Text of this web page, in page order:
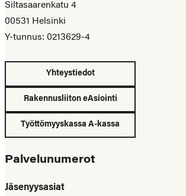
Siltasaarenkatu 4
00531 Helsinki
Y-tunnus: 0213629-4
Yhteystiedot
Rakennusliiton eAsiointi
Työttömyyskassa A-kassa
Palvelunumerot
Jäsenyysasiat